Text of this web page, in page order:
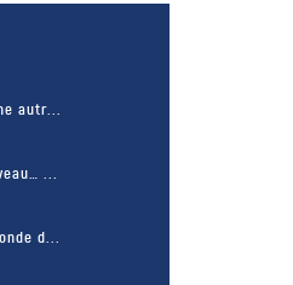
autr...
...
d...